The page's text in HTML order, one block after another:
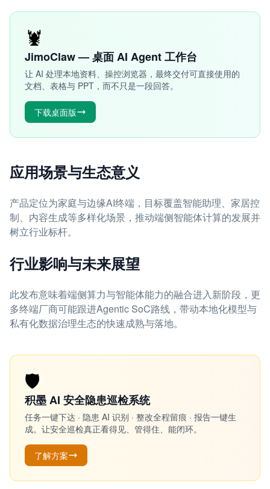
🦞
JimoClaw — 桌面 AI Agent 工作台
让 AI 处理本地资料、操控浏览器，最终交付可直接使用的
文档、表格与 PPT，而不只是一段回答。
下载桌面版
应用场景与生态意义
产品定位为家庭与边缘AI终端，目标覆盖智能助理、家居控
制、内容生成等多样化场景，推动端侧智能体计算的发展并
树立行业标杆。
行业影响与未来展望
此发布意味着端侧算力与智能体能力的融合进入新阶段，更
多终端厂商可能跟进Agentic SoC路线，带动本地化模型与
私有化数据治理生态的快速成熟与落地。
🛡️
积墨 AI 安全隐患巡检系统
任务一键下达 · 隐患 AI 识别 · 整改全程留痕 · 报告一键生
成。让安全巡检真正看得见、管得住、能闭环。
了解方案